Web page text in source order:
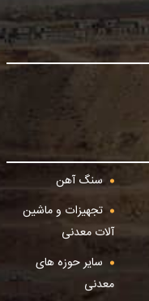
سنگ آهن
تجهیزات و ماشین
آلات معدنی
سایر حوزه های
معدنی